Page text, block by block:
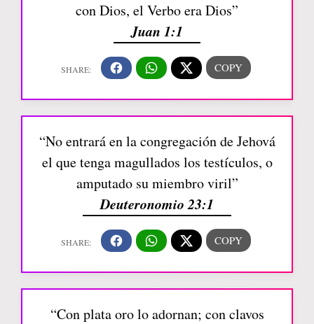
con Dios, el Verbo era Dios”
Juan 1:1
“No entrará en la congregación de Jehová
el que tenga magullados los testículos, o
amputado su miembro viril”
Deuteronomio 23:1
“Con plata oro lo adornan; con clavos